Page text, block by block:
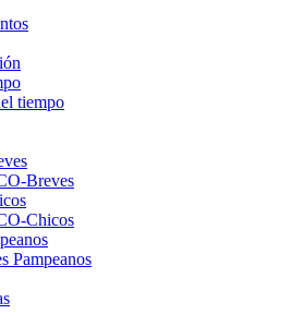
tiempo
Breves
Chicos
Pampeanos